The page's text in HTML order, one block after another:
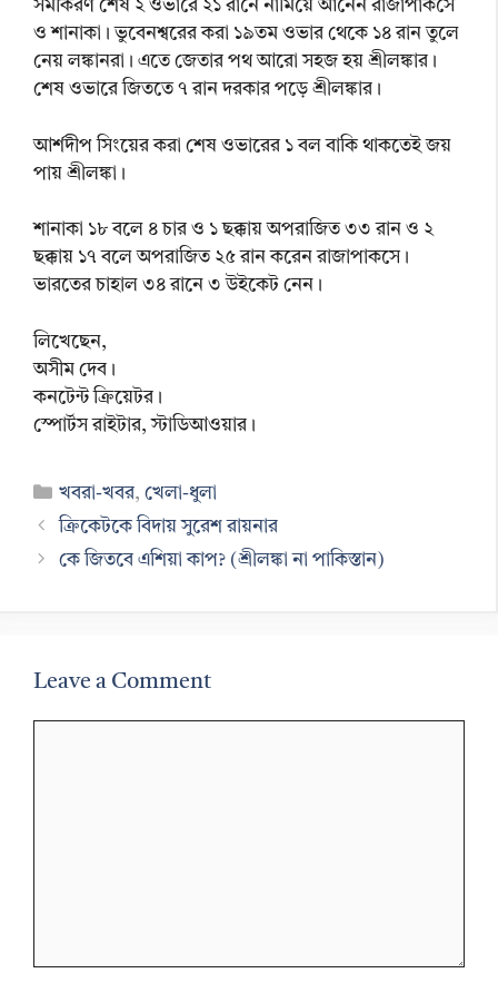
সমীকরণ শেষ ২ ওভারে ২১ রানে নামিয়ে আনেন রাজাপাকসে
ও শানাকা। ভুবেনশ্বরের করা ১৯তম ওভার থেকে ১৪ রান তুলে
নেয় লঙ্কানরা। এতে জেতার পথ আরো সহজ হয় শ্রীলঙ্কার।
শেষ ওভারে জিততে ৭ রান দরকার পড়ে শ্রীলঙ্কার।
আর্শদীপ সিংয়ের করা শেষ ওভারের ১ বল বাকি থাকতেই জয়
পায় শ্রীলঙ্কা।
শানাকা ১৮ বলে ৪ চার ও ১ ছক্কায় অপরাজিত ৩৩ রান ও ২
ছক্কায় ১৭ বলে অপরাজিত ২৫ রান করেন রাজাপাকসে।
ভারতের চাহাল ৩৪ রানে ৩ উইকেট নেন।
লিখেছেন,
অসীম দেব।
কনটেন্ট ক্রিয়েটর।
স্পোর্টস রাইটার, স্টাডিআওয়ার।
Categories
খবরা-খবর,খেলা-ধুলা
ক্রিকেটকে বিদায় সুরেশ রায়নার
কে জিতবে এশিয়া কাপ? (শ্রীলঙ্কা না পাকিস্তান)
Leave a Comment